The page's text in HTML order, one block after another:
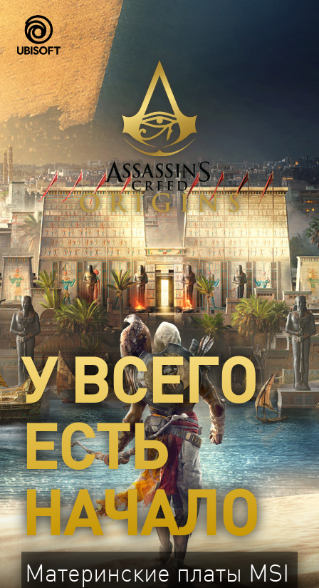
У ВСЕГО
ЕСТЬ
НАЧАЛО
Материнские платы MSI